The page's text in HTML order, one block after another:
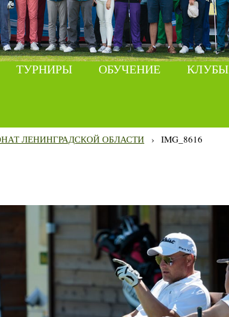
ТУРНИРЫ ОБУЧЕНИЕ КЛУБЫ
ЛЕНИНГРАДСКОЙ ОБЛАСТИ › IMG_8616